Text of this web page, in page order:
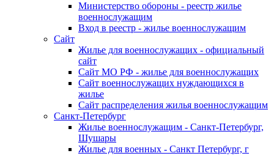
Министерство обороны - реестр жилье
военнослужащим
Вход в реестр - жилье военнослужащим
Сайт
Жилье для военнослужащих - официальный
сайт
Сайт МО РФ - жилье для военнослужащих
Сайт военнослужащих нуждающихся в
жилье
Сайт распределения жилья военнослужащим
Санкт-Петербург
Жилье военнослужащим - Санкт-Петербург,
Шушары
Жилье для военных - Санкт Петербург, г